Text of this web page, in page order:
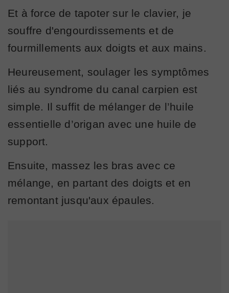
Et à force de tapoter sur le clavier, je
souffre d'engourdissements et de
fourmillements aux doigts et aux mains.
Heureusement, soulager les symptômes
liés au syndrome du canal carpien est
simple. Il suffit de mélanger de l’huile
essentielle d’origan avec une huile de
support.
Ensuite, massez les bras avec ce
mélange, en partant des doigts et en
remontant jusqu'aux épaules.